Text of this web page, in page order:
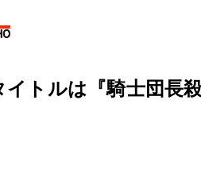
イトルは『騎士団長